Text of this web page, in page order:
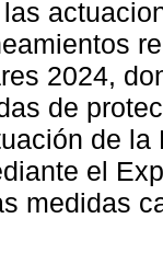
2024,
de
de
el
medidas